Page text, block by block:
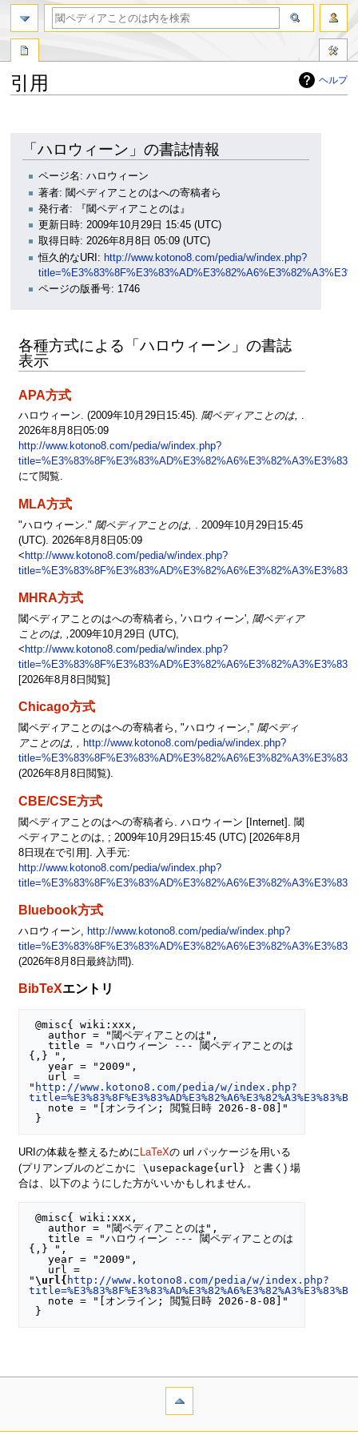
ヘルプ
引用
「ハロウィーン」の書誌情報
ページ名: ハロウィーン
著者: 閾ペディアことのはへの寄稿者ら
発行者: 『閾ペディアことのは』
更新日時: 2009年10月29日 15:45 (UTC)
取得日時: 2026年8月8日 05:09 (UTC)
恒久的なURI: http://www.kotono8.com/pedia/w/index.php?
ページの版番号: 1746
各種方式による「ハロウィーン」の書誌
表示
APA方式
ハロウィーン. (2009年10月29日15:45). 閾ペディアことのは, .
2026年8月8日05:09
http://www.kotono8.com/pedia/w/index.php?
にて閲覧.
MLA方式
"ハロウィーン." 閾ペディアことのは,
. 2009年10月29日15:45
(UTC). 2026年8月8日05:09
< http://www.kotono8.com/pedia/w/index.php?
MHRA方式
閾ペディアことのはへの寄稿者ら, 'ハロウィーン', 閾ペディア
ことのは, ,2009年10月29日 (UTC),
< http://www.kotono8.com/pedia/w/index.php?
[2026年8月8日閲覧]
Chicago方式
閾ペディアことのはへの寄稿者ら, "ハロウィーン," 閾ペディ
アことのは, , http://www.kotono8.com/pedia/w/index.php?
(2026年8月8日閲覧).
CBE/CSE方式
閾ペディアことのはへの寄稿者ら. ハロウィーン [Internet]. 閾
ペディアことのは, ; 2009年10月29日15:45 (UTC) [2026年8月
8日現在で引用]. 入手元:
http://www.kotono8.com/pedia/w/index.php?
Bluebook方式
ハロウィーン, http://www.kotono8.com/pedia/w/index.php?
(2026年8月8日最終訪問).
BibTeXエントリ
@misc{ wiki:xxx,
   title = "ハロウィーン --- 閾ペディアことのは
{,} ",
   year = "2009",
" http://www.kotono8.com/pedia/w/index.php?
URIの体裁を整えるために LaTeXの url パッケージを用いる
(プリアンブルのどこかに
\usepackage{url}
と書く) 場
合は、以下のようにした方がいいかもしれません。
@misc{ wiki:xxx,
   title = "ハロウィーン --- 閾ペディアことのは
{,} ",
   year = "2009",
"\url{ http://www.kotono8.com/pedia/w/index.php?